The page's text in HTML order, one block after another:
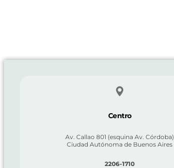
Centro
Av. Callao 801 (esquina Av. Córdoba)
Ciudad Autónoma de Buenos Aires
2206-1710